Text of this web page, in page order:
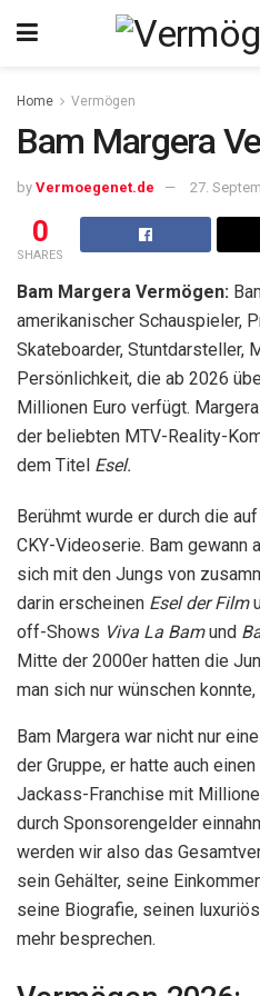
Home Vermögen
Bam Margera
by Vermoegenet.de 27.
0
SHARES
Bam Margera Vermögen:
amerikanischer Schauspieler,
Skateboarder, Stuntdarsteller,
Persönlichkeit, die ab 2026
Millionen Euro verfügt.
der beliebten MTV-Reality-
dem Titel Esel.
Berühmt wurde er durch die
CKY-Videoserie. Bam gewann
sich mit den Jungs von
darin erscheinen Esel der Film
off-Shows Viva La Bamund
Mitte der 2000er hatten die
man sich nur wünschen
Bam Margera war nicht nur
der Gruppe, er hatte auch
Jackass-Franchise mit
durch Sponsorengelder
werden wir also das
sein Gehälter, seine
seine Biografie, seinen
mehr besprechen.